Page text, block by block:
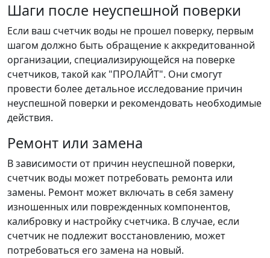
Шаги после неуспешной поверки
Если ваш счетчик воды не прошел поверку, первым
шагом должно быть обращение к аккредитованной
организации, специализирующейся на поверке
счетчиков, такой как "ПРОЛАЙТ". Они смогут
провести более детальное исследование причин
неуспешной поверки и рекомендовать необходимые
действия.
Ремонт или замена
В зависимости от причин неуспешной поверки,
счетчик воды может потребовать ремонта или
замены. Ремонт может включать в себя замену
изношенных или поврежденных компонентов,
калибровку и настройку счетчика. В случае, если
счетчик не подлежит восстановлению, может
потребоваться его замена на новый.